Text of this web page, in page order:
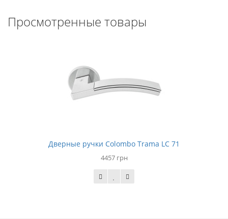
Просмотренные товары
Дверные ручки Colombo Trama LC 71
4457 грн